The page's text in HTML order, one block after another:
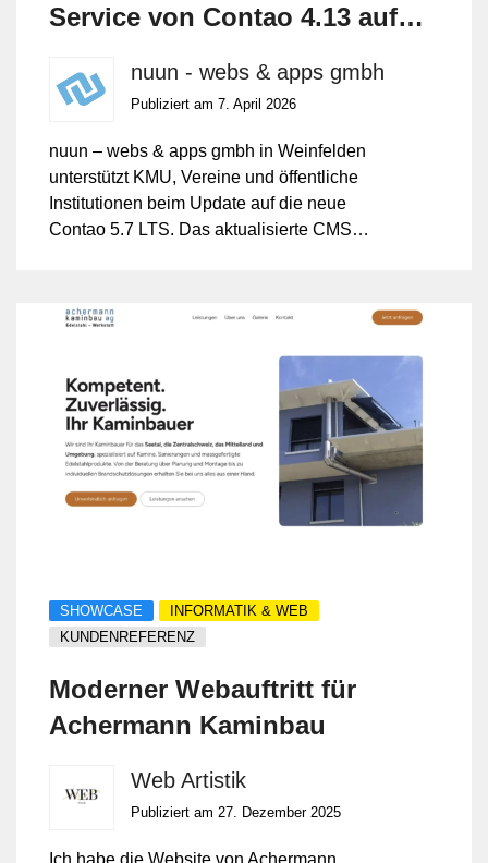
Service von Contao 4.13 auf
nuun - webs & apps gmbh
Publiziert am 7. April 2026
nuun – webs & apps gmbh in Weinfelden
unterstützt KMU, Vereine und öffentliche
Institutionen beim Update auf die neue
Contao 5.7 LTS. Das aktualisierte CMS
Nutzerfreundlichkeit.
SHOWCASE
INFORMATIK & WEB
KUNDENREFERENZ
Moderner Webauftritt für
Achermann Kaminbau
Web Artistik
Publiziert am 27. Dezember 2025
Ich habe die Website von Achermann